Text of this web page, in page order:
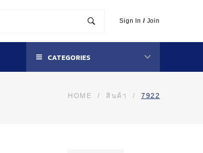
Sign In / Join
CATEGORIES
HOME / สินค้า / 7922